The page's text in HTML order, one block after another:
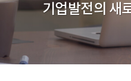
기업발전의 새